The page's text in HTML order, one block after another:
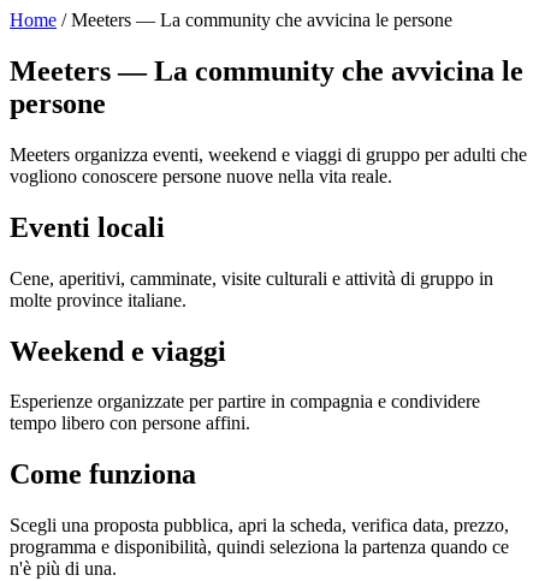
Home / Meeters — La community che avvicina le persone
Meeters — La community che avvicina le
persone
Meeters organizza eventi, weekend e viaggi di gruppo per adulti che
vogliono conoscere persone nuove nella vita reale.
Eventi locali
Cene, aperitivi, camminate, visite culturali e attività di gruppo in
molte province italiane.
Weekend e viaggi
Esperienze organizzate per partire in compagnia e condividere
tempo libero con persone affini.
Come funziona
Scegli una proposta pubblica, apri la scheda, verifica data, prezzo,
programma e disponibilità, quindi seleziona la partenza quando ce
n'è più di una.